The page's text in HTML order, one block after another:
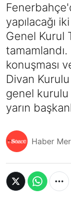
yapılacağı
Genel Kurul
tamamlandı.
konuşması
Divan
genel kurulu
yarın
Haber